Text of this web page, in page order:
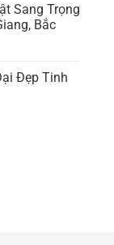
Sang Trọng
Bắc
Đẹp Tinh